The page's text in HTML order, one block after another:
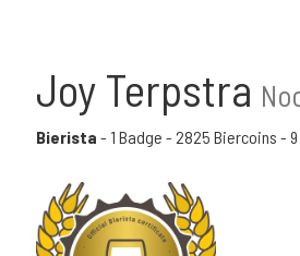
Joy Terpstra
Bierista - 1 Badge - 2825 Biercoins -